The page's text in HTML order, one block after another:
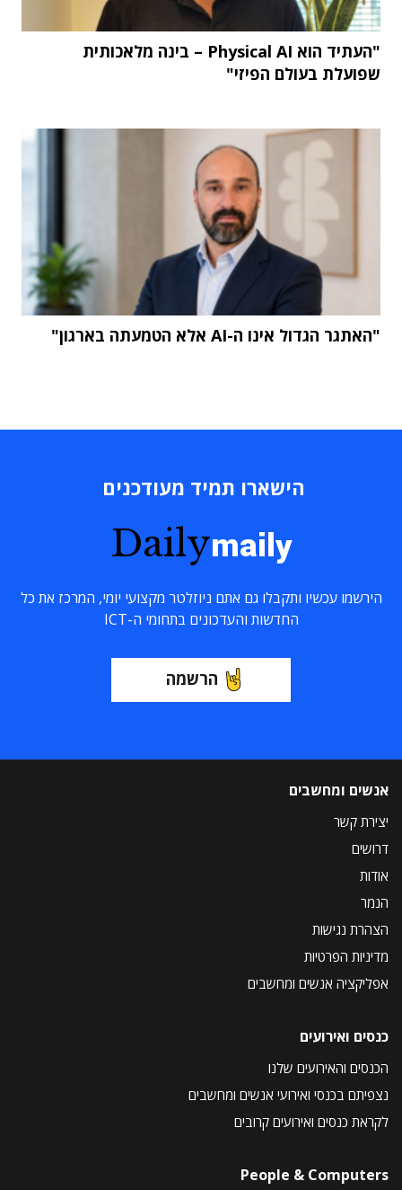
"העתיד הוא Physical AI – בינה מלאכותית
שפועלת בעולם הפיזי"
"האתגר הגדול אינו ה-AI אלא הטמעתה בארגון"
הישארו תמיד מעודכנים
Dailymaily
הירשמו עכשיו ותקבלו גם אתם ניוזלטר מקצועי יומי, המרכז את כל
החדשות והעדכונים בתחומי ה-ICT
הרשמה
אנשים ומחשבים
יצירת קשר
דרושים
אודות
הנמר
הצהרת נגישות
מדיניות הפרטיות
אפליקציה אנשים ומחשבים
כנסים ואירועים
הכנסים והאירועים שלנו
נצפיתם בכנסי ואירועי אנשים ומחשבים
לקראת כנסים ואירועים קרובים
People & Computers